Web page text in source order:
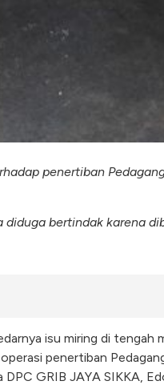
penertiban
bertindak karena
isu miring di tengah
penertiban
GRIB JAYA SIKKA,